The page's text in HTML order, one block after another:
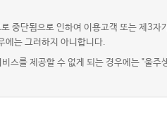
중단됨으로 인하여 이용고객 또는 제3자
에는 그러하지 아니합니다.
스를 제공할 수 없게 되는 경우에는 "울주